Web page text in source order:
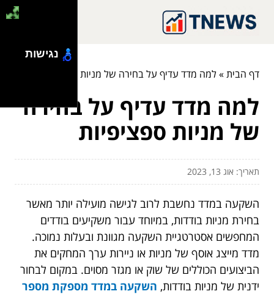
דף הבית»למה מדד עדיף על בחירה של מניות ספציפיות
למה מדד עדיף על בחירה
של מניות ספציפיות
תאריך: אוג 13, 2023
השקעה במדד נחשבת לרוב לגישה מועילה יותר מאשר
בחירת מניות בודדות, במיוחד עבור משקיעים בודדים
המחפשים אסטרטגיית השקעה מגוונת ובעלות נמוכה.
מדד מייצג אוסף של מניות או ניירות ערך המחקים את
הביצועים הכוללים של שוק או מגזר מסוים. במקום לבחור
ידנית של מניות בודדות, השקעה במדד מספקת מספר
נגישות